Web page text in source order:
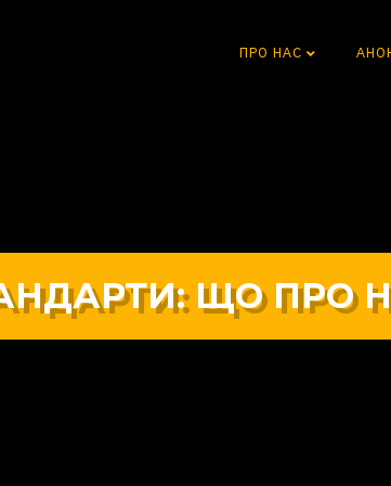
ПРО НАС
ЩО ПРО